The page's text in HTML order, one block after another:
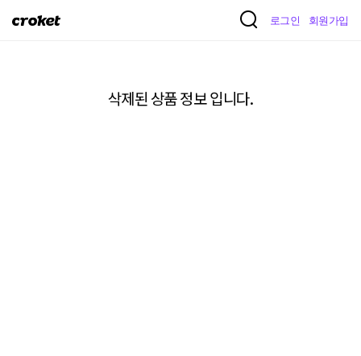
크
로그인 회원가입
삭제된 상품 정보 입니다.